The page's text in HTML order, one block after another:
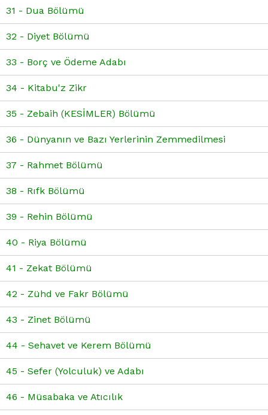
31 - Dua Bölümü
32 - Diyet Bölümü
33 - Borç ve Ödeme Adabı
34 - Kitabu'z Zikr
35 - Zebaih (KESİMLER) Bölümü
36 - Dünyanın ve Bazı Yerlerinin Zemmedilmesi
37 - Rahmet Bölümü
38 - Rıfk Bölümü
39 - Rehin Bölümü
40 - Riya Bölümü
41 - Zekat Bölümü
42 - Zühd ve Fakr Bölümü
43 - Zinet Bölümü
44 - Sehavet ve Kerem Bölümü
45 - Sefer (Yolculuk) ve Adabı
46 - Müsabaka ve Atıcılık